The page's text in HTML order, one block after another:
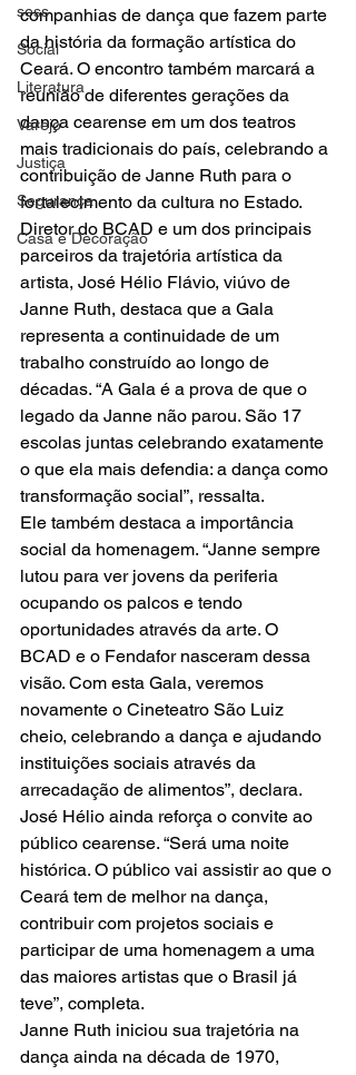
sess
Social
Literatura
Varejo
Justiça
Segurança
Casa e Decoração
companhias de dança que fazem parte
da história da formação artística do
Ceará. O encontro também marcará a
reunião de diferentes gerações da
dança cearense em um dos teatros
mais tradicionais do país, celebrando a
contribuição de Janne Ruth para o
fortalecimento da cultura no Estado.
Diretor do BCAD e um dos principais
parceiros da trajetória artística da
artista, José Hélio Flávio, viúvo de
Janne Ruth, destaca que a Gala
representa a continuidade de um
trabalho construído ao longo de
décadas. “A Gala é a prova de que o
legado da Janne não parou. São 17
escolas juntas celebrando exatamente
o que ela mais defendia: a dança como
transformação social”, ressalta.
Ele também destaca a importância
social da homenagem. “Janne sempre
lutou para ver jovens da periferia
ocupando os palcos e tendo
oportunidades através da arte. O
BCAD e o Fendafor nasceram dessa
visão. Com esta Gala, veremos
novamente o Cineteatro São Luiz
cheio, celebrando a dança e ajudando
instituições sociais através da
arrecadação de alimentos”, declara.
José Hélio ainda reforça o convite ao
público cearense. “Será uma noite
histórica. O público vai assistir ao que o
Ceará tem de melhor na dança,
contribuir com projetos sociais e
participar de uma homenagem a uma
das maiores artistas que o Brasil já
teve”, completa.
Janne Ruth iniciou sua trajetória na
dança ainda na década de 1970,